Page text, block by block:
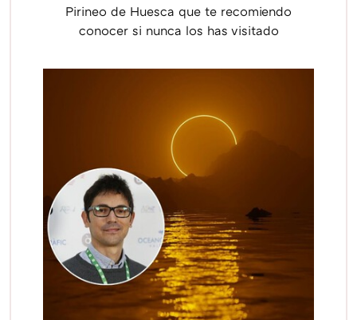
Pirineo de Huesca que te recomiendo
conocer si nunca los has visitado